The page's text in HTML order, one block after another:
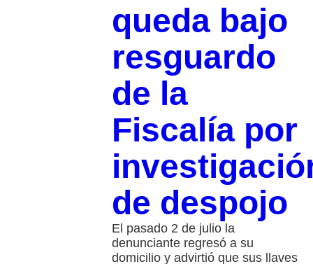
queda bajo
resguardo
de la
Fiscalía por
de despojo
El pasado 2 de julio la
denunciante regresó a su
domicilio y advirtió que sus llaves